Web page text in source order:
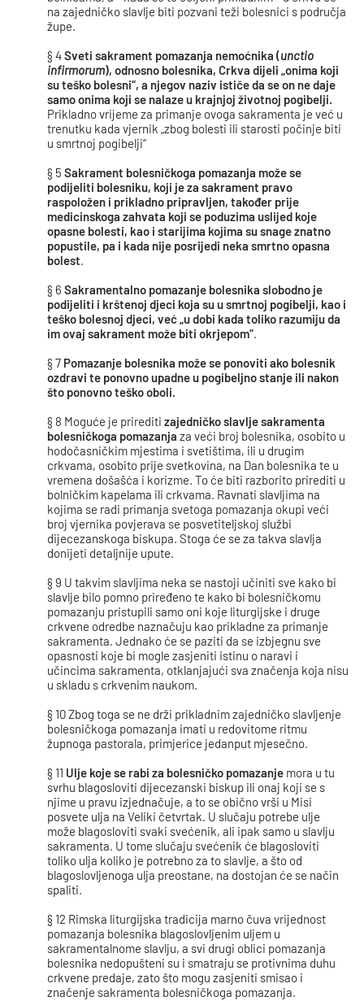
na zajedničko slavlje biti pozvani teži bolesnici s područja
župe.
§ 4Sveti sakrament pomazanja nemoćnika (unctio
infirmorum), odnosno bolesnika, Crkva dijeli„onima koji
su teško bolesni“, a njegov naziv ističe da se on ne daje
samo onima koji se nalaze u krajnjoj životnoj pogibelji.
Prikladno vrijeme za primanje ovoga sakramenta je već u
trenutku kada vjernik „zbog bolesti ili starosti počinje biti
u smrtnoj pogibelji“
§ 5Sakrament bolesničkoga pomazanja može se
podijeliti bolesniku, koji je za sakrament pravo
raspoložen i prikladno pripravljen, također prije
medicinskoga zahvata koji se poduzima uslijed koje
opasne bolesti, kao i starijima kojima su snage znatno
popustile, pa i kada nije posrijedi neka smrtno opasna
bolest.
§ 6Sakramentalno pomazanje bolesnika slobodno je
podijeliti i krštenoj djeci koja su u smrtnoj pogibelji, kao i
teško bolesnoj djeci, već„u dobi kada toliko razumiju da
im ovaj sakrament može biti okrjepom“.
§ 7 Pomazanje bolesnika može se ponoviti ako bolesnik
ozdravi te ponovno upadne u pogibeljno stanje ili nakon
što ponovno teško oboli.
§ 8 Moguće je prireditizajedničko slavlje sakramenta
bolesničkoga pomazanja za veći broj bolesnika, osobito u
hodočasničkim mjestima i svetištima, ili u drugim
crkvama, osobito prije svetkovina, na Dan bolesnika te u
vremena došašća i korizme. To će biti razborito prirediti u
bolničkim kapelama ili crkvama. Ravnati slavljima na
kojima se radi primanja svetoga pomazanja okupi veći
broj vjernika povjerava se posvetiteljskoj službi
dijecezanskoga biskupa. Stoga će se za takva slavlja
donijeti detaljnije upute.
§ 9 U takvim slavljima neka se nastoji učiniti sve kako bi
slavlje bilo pomno priređeno te kako bi bolesničkomu
pomazanju pristupili samo oni koje liturgijske i druge
crkvene odredbe naznačuju kao prikladne za primanje
sakramenta. Jednako će se paziti da se izbjegnu sve
opasnosti koje bi mogle zasjeniti istinu o naravi i
učincima sakramenta, otklanjajući sva značenja koja nisu
u skladu s crkvenim naukom.
§ 10 Zbog toga se ne drži prikladnim zajedničko slavljenje
bolesničkoga pomazanja imati u redovitome ritmu
župnoga pastorala, primjerice jedanput mjesečno.
§ 11 Ulje koje se rabi za bolesničko pomazanje mora u tu
svrhu blagosloviti dijecezanski biskup ili onaj koji se s
njime u pravu izjednačuje, a to se obično vrši u Misi
posvete ulja na Veliki četvrtak. U slučaju potrebe ulje
može blagosloviti svaki svećenik, ali ipak samo u slavlju
sakramenta. U tome slučaju svećenik će blagosloviti
toliko ulja koliko je potrebno za to slavlje, a što od
blagoslovljenoga ulja preostane, na dostojan će se način
spaliti.
§ 12 Rimska liturgijska tradicija marno čuva vrijednost
pomazanja bolesnika blagoslovljenim uljem u
sakramentalnome slavlju, a svi drugi oblici pomazanja
bolesnika nedopušteni su i smatraju se protivnima duhu
crkvene predaje, zato što mogu zasjeniti smisao i
značenje sakramenta bolesničkoga pomazanja.